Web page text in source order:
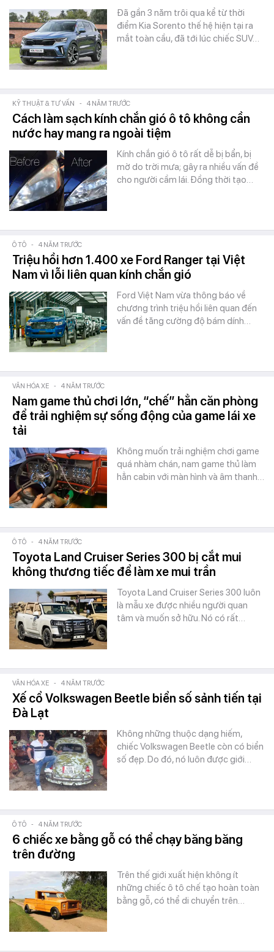
Đã gần 3 năm trôi qua kể từ thời
điểm Kia Sorento thế hệ hiện tại ra
mắt toàn cầu, đã tới lúc chiếc SUV…
KỸ THUẬT & TƯ VẤN - 4 NĂM TRƯỚC
Cách làm sạch kính chắn gió ô tô không cần
nước hay mang ra ngoài tiệm
Kính chắn gió ô tô rất dễ bị bẩn, bị
mờ do trời mưa; gây ra nhiều vấn đề
cho người cầm lái. Đồng thời tạo…
Ô TÔ - 4 NĂM TRƯỚC
Triệu hồi hơn 1.400 xe Ford Ranger tại Việt
Nam vì lỗi liên quan kính chắn gió
Ford Việt Nam vừa thông báo về
chương trình triệu hồi liên quan đến
vấn đề tăng cường độ bám dính…
VĂN HÓA XE - 4 NĂM TRƯỚC
Nam game thủ chơi lớn, “chế” hẳn căn phòng
để trải nghiệm sự sống động của game lái xe
tải
Không muốn trải nghiệm chơi game
quá nhàm chán, nam game thủ làm
hẳn cabin với màn hình và âm thanh…
Ô TÔ - 4 NĂM TRƯỚC
Toyota Land Cruiser Series 300 bị cắt mui
không thương tiếc để làm xe mui trần
Toyota Land Cruiser Series 300 luôn
là mẫu xe được nhiều người quan
tâm và muốn sở hữu. Nó có rất…
VĂN HÓA XE - 4 NĂM TRƯỚC
Xế cổ Volkswagen Beetle biển số sảnh tiến tại
Đà Lạt
Không những thuộc dạng hiếm,
chiếc Volkswagen Beetle còn có biển
số đẹp. Do đó, nó luôn được giới…
Ô TÔ - 4 NĂM TRƯỚC
6 chiếc xe bằng gỗ có thể chạy băng băng
trên đường
Trên thế giới xuất hiện không ít
những chiếc ô tô chế tạo hoàn toàn
bằng gỗ, có thể di chuyển trên…